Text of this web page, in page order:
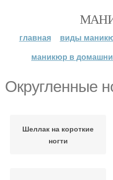
главная виды
маникюр в
Округленные
Шеллак на короткие
ногти